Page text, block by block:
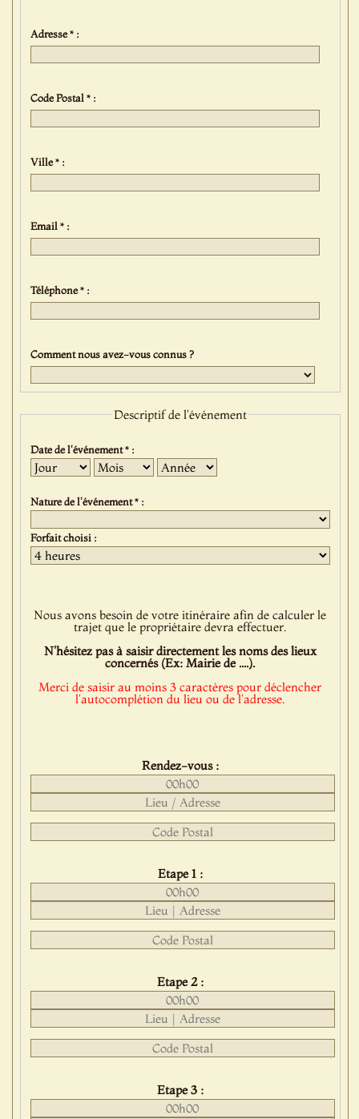
Adresse * :
Code Postal * :
Ville * :
Email * :
Téléphone * :
Comment nous avez-vous connus ?
Descriptif de l'événement
Date de l'événement * :
Jour Mois Année
Nature de l'événement * :
Forfait choisi :
Nous avons besoin de votre itinéraire afin de calculer le
trajet que le propriétaire devra effectuer.
N'hésitez pas à saisir directement les noms des lieux
concernés (Ex: Mairie de ....).
Merci de saisir au moins 3 caractères pour déclencher
l'autocomplétion du lieu ou de l'adresse.
Rendez-vous :
Etape 1 :
Etape 2 :
Etape 3 :